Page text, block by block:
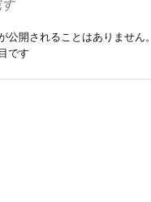
公開されることはありません。
です